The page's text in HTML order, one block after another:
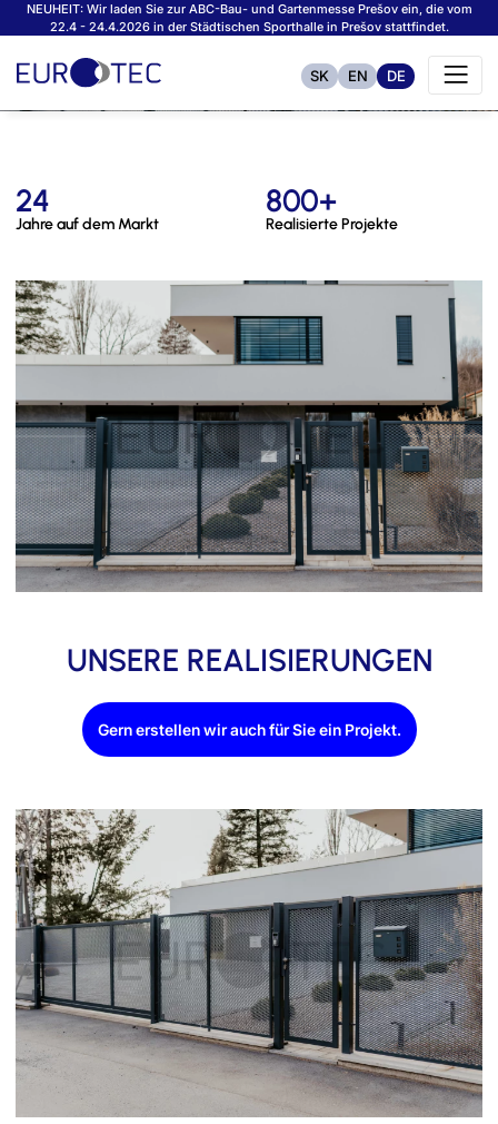
NEUHEIT: Wir laden Sie zur ABC-Bau- und Gartenmesse Prešov ein, die vom
22.4 - 24.4.2026 in der Städtischen Sporthalle in Prešov stattfindet.
SK EN DE
24
Jahre auf dem Markt
800+
Realisierte Projekte
UNSERE REALISIERUNGEN
Gern erstellen wir auch für Sie ein Projekt.